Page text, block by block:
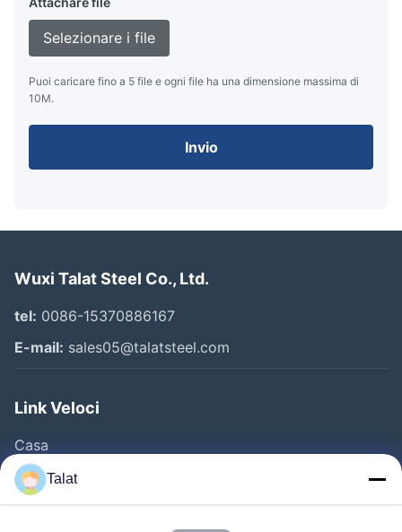
Selezionare i file
Puoi caricare fino a 5 file e ogni file ha una dimensione massima di
10M.
Invio
Wuxi Talat Steel Co., Ltd.
tel: 0086-15370886167
E-mail: sales05@talatsteel.com
Link Veloci
Casa
Prodotti
Chi Siamo
Talat